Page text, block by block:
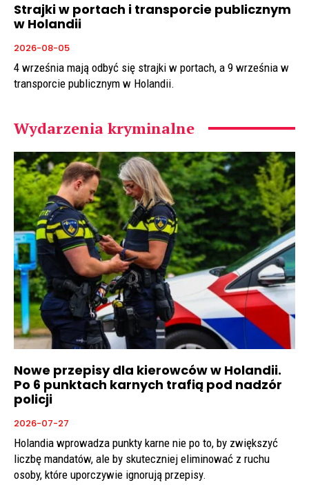
Strajki w portach i transporcie publicznym
w Holandii
2026-08-05
4 września mają odbyć się strajki w portach, a 9 września w
transporcie publicznym w Holandii.
Wydarzenia kryminalne
Nowe przepisy dla kierowców w Holandii.
Po 6 punktach karnych trafią pod nadzór
policji
2026-07-27
Holandia wprowadza punkty karne nie po to, by zwiększyć
liczbę mandatów, ale by skuteczniej eliminować z ruchu
osoby, które uporczywie ignorują przepisy.